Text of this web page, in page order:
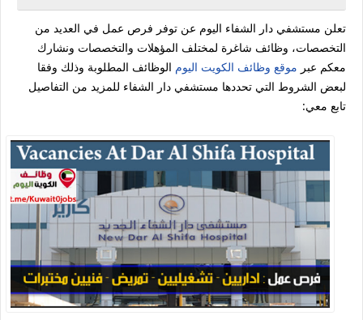
تعلن مستشفي دار الشفاء اليوم عن توفر فرص عمل في العديد من
التخصصات، وظائف شاغرة لمختلف المؤهلات والتخصصات ونشارك
معكم عبر موقع وظائف الكويت اليوم الوظائف المطلوبة وذلك وفقا
لبعض الشروط التي تحددها مستشفي دار الشفاء للمزيد من التفاصيل
تابع معي: